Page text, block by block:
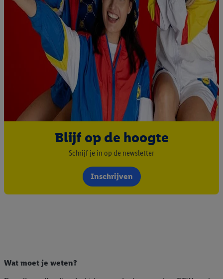
Blijf op de hoogte
Schrijf je in op de newsletter
Inschrijven
Wat moet je weten?